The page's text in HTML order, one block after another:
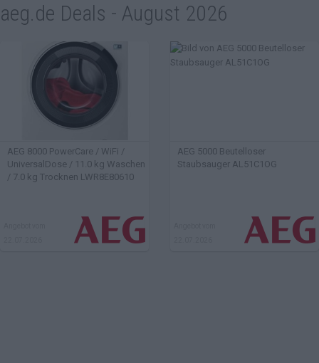
aeg.de Deals - August 2026
AEG 8000 PowerCare / WiFi /
UniversalDose / 11.0 kg Waschen
/ 7.0 kg Trocknen LWR8E80610
AEG 5000 Beutelloser
Staubsauger AL51C1OG